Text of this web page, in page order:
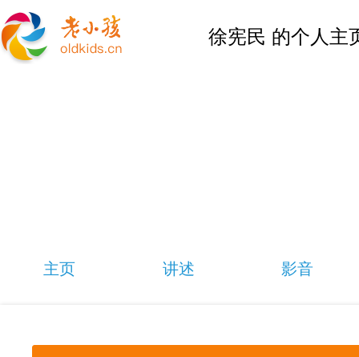
徐宪民 的个人主
主页 讲述 影音